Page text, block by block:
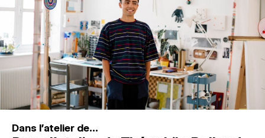
ESPACES DE PRATIQUE ARTISTIQUE ↓
Recherche
Connexion
Dans l'atelier de...